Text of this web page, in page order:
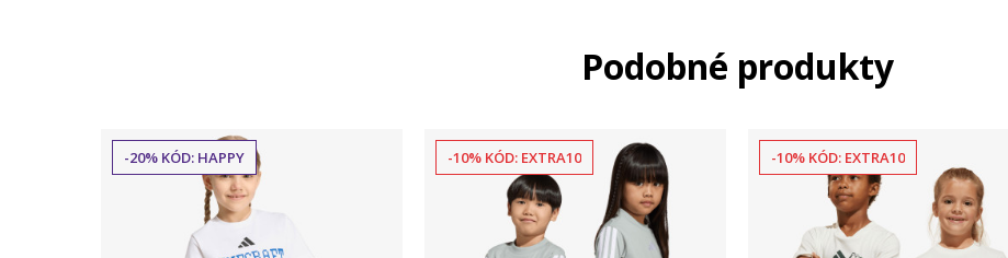
Podobné produkty
-20% KÓD: HAPPY -10% KÓD: EXTRA10 -10% KÓD: EXTRA10